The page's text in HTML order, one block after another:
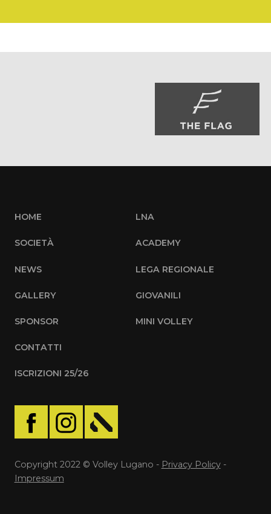
HOME
SOCIETÀ
NEWS
GALLERY
SPONSOR
CONTATTI
ISCRIZIONI 25/26
LNA
ACADEMY
LEGA REGIONALE
GIOVANILI
MINI VOLLEY
Copyright 2022 © Volley Lugano - Privacy Policy-
Impressum